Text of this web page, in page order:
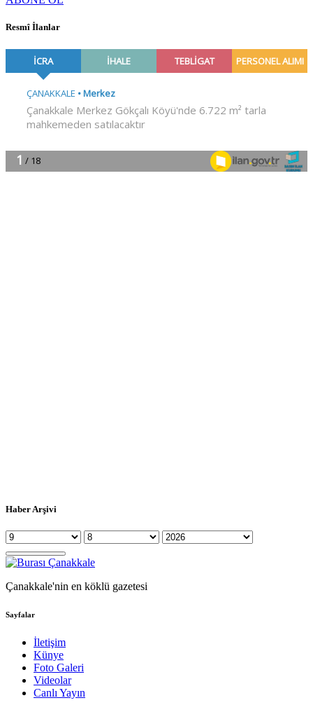
Resmî İlanlar
Haber Arşivi
Çanakkale'nin en köklü gazetesi
Sayfalar
İletişim
Künye
Foto Galeri
Videolar
Canlı Yayın